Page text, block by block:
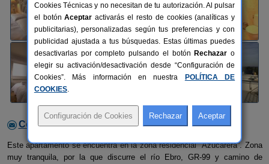
Contactar con el alojamiento
Este apartamento se encuentra en la zona residencial “Azucarera”. Zona
muy tranquila, por la que discurre el río Ebro, GR-99 y camino de
Cookies Técnicas y no necesitan de tu autorización. Al pulsar
el botónAceptar activarás el resto de cookies (analíticas y
publicitarias), personalizadas según tus preferencias y con
publicidad ajustada a tus búsquedas. Estas últimas puedes
desactivarlas por completo pulsando el botón Rechazar o
elegir su activación/desactivación desde “Configuración de
Cookies”. Más información en nuestra
POLÍTICA DE
COOKIES.